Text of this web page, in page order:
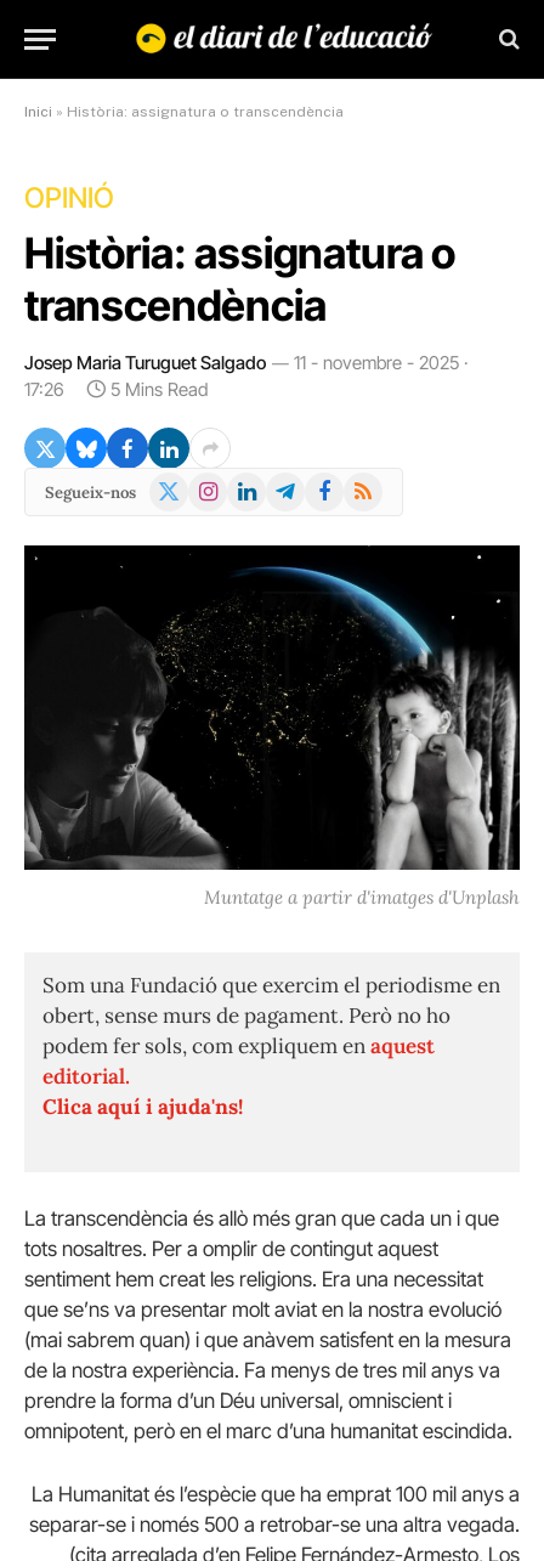
Inici » Història: assignatura o transcendència
OPINIÓ
Història: assignatura o
transcendència
Josep Maria Turuguet Salgado
11 - novembre - 2025 ·
17:26
5 Mins Read
Segueix-nos
X
Instagram
LinkedInTelegramFacebook
RSS
Muntatge a partir d'imatges d'Unplash
Som una Fundació que exercim el periodisme en
obert, sense murs de pagament. Però no ho
podem fer sols, com expliquem enaquest
editorial.
Clica aquí i ajuda'ns!
La transcendència és allò més gran que cada un i que
tots nosaltres. Per a omplir de contingut aquest
sentiment hem creat les religions. Era una necessitat
que se’ns va presentar molt aviat en la nostra evolució
(mai sabrem quan) i que anàvem satisfent en la mesura
de la nostra experiència. Fa menys de tres mil anys va
prendre la forma d’un Déu universal, omniscient i
omnipotent, però en el marc d’una humanitat escindida.
La Humanitat és l’espècie que ha emprat 100 mil anys a
separar-se i només 500 a retrobar-se una altra vegada.
(cita arreglada d’en Felipe Fernández-Armesto, Los